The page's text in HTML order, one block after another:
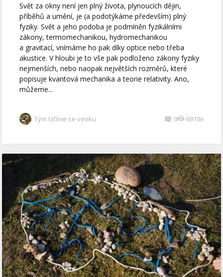
Svět za okny není jen plný života, plynoucích dějin,
příběhů a umění, je (a podotýkáme především) plný
fyziky. Svět a jeho podoba je podmíněn fyzikálními
zákony, termomechanikou, hydromechanikou
a gravitací, vnímáme ho pak díky optice nebo třeba
akustice. V hloubi je to vše pak podloženo zákony fyziky
nejmenších, nebo naopak největších rozměrů, které
popisuje kvantová mechanika a teorie relativity. Ano,
můžeme...
Tým Učíme se venku 0 6910x